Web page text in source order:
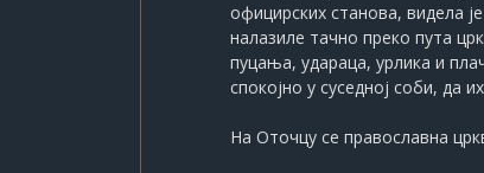
официрских станова, видела
налазиле тачно преко пута
пуцања, удараца, урлика и
спокојно у суседној соби, да
На Оточцу се православна